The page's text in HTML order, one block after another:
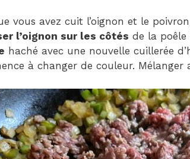
vous avez cuit l’oignon et le
l’oignon sur les côtés de la poêle
haché avec une nouvelle cuillerée
à changer de couleur. Mélanger